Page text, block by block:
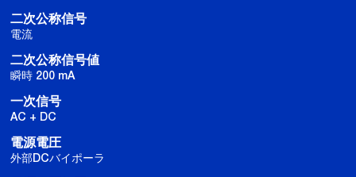
二次公称信号
電流
二次公称信号値
瞬時 200 mA
一次信号
AC + DC
電源電圧
外部DCバイポーラ